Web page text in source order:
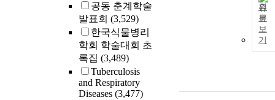
공동 춘계학술
발표회 (3,529)
한국식물병리
학회 학술대회 초
록집 (3,489)
Tuberculosis
and Respiratory
Diseases (3,477)
원
문
보
기